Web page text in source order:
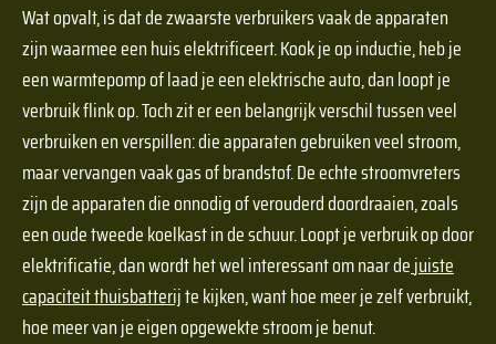
Wat opvalt, is dat de zwaarste verbruikers vaak de apparaten
zijn waarmee een huis elektrificeert. Kook je op inductie, heb je
een warmtepomp of laad je een elektrische auto, dan loopt je
verbruik flink op. Toch zit er een belangrijk verschil tussen veel
verbruiken en verspillen: die apparaten gebruiken veel stroom,
maar vervangen vaak gas of brandstof. De echte stroomvreters
zijn de apparaten die onnodig of verouderd doordraaien, zoals
een oude tweede koelkast in de schuur. Loopt je verbruik op door
elektrificatie, dan wordt het wel interessant om naar dejuiste
capaciteit thuisbatterijte kijken, want hoe meer je zelf verbruikt,
hoe meer van je eigen opgewekte stroom je benut.